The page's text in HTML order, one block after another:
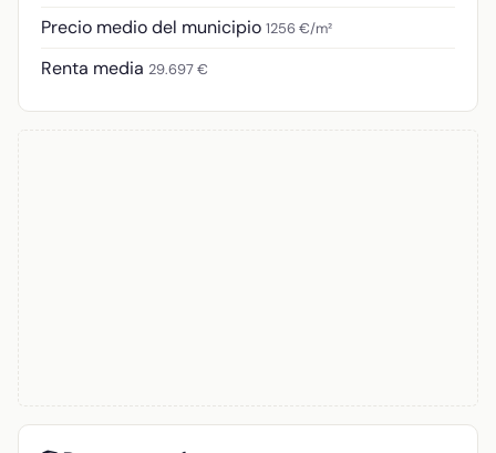
Precio medio del municipio 1256 €/m²
Renta media 29.697 €